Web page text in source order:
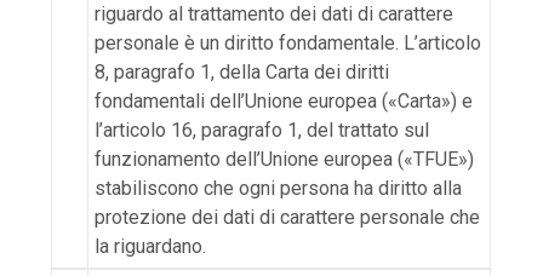
riguardo al trattamento dei dati di carattere
personale è un diritto fondamentale. L’articolo
8, paragrafo 1, della Carta dei diritti
fondamentali dell’Unione europea («Carta») e
l’articolo 16, paragrafo 1, del trattato sul
funzionamento dell’Unione europea («TFUE»)
stabiliscono che ogni persona ha diritto alla
protezione dei dati di carattere personale che
la riguardano.